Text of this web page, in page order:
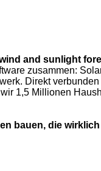
and sunlight
zusammen:
Direkt
1,5 Millionen
bauen, die